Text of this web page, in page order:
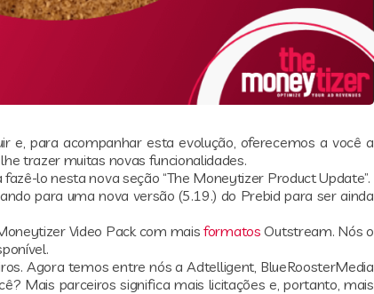
e, para acompanhar esta evolução, oferecemos a você a
trazer muitas novas funcionalidades.
lo nesta nova seção “The Moneytizer Product Update”.
para uma nova versão (5.19.) do Prebid para ser ainda
Video Pack com maisformatos Outstream. Nós o
Agora temos entre nós a Adtelligent, BlueRoosterMedia
Mais parceiros significa mais licitações e, portanto, mais